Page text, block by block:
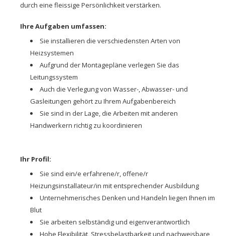
durch eine fleissige Persönlichkeit verstärken.
Ihre Aufgaben umfassen:
Sie installieren die verschiedensten Arten von
Heizsystemen
Aufgrund der Montagepläne verlegen Sie das
Leitungssystem
Auch die Verlegung von Wasser-, Abwasser- und
Gasleitungen gehört zu Ihrem Aufgabenbereich
Sie sind in der Lage, die Arbeiten mit anderen
Handwerkern richtig zu koordinieren
Ihr Profil:
Sie sind ein/e erfahrene/r, offene/r
Heizungsinstallateur/in mit entsprechender Ausbildung
Unternehmerisches Denken und Handeln liegen Ihnen im
Blut
Sie arbeiten selbständig und eigenverantwortlich
Hohe Flexibilität, Stressbelastbarkeit und nachweisbare